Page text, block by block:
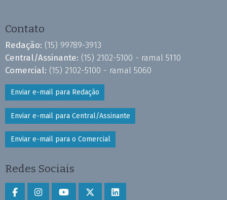
Contato
Redação: (15) 99789-3913
Central/Assinante: (15) 2102-5100 - ramal 5110
Comercial: (15) 2102-5100 - ramal 5060
Enviar e-mail para Redação
Enviar e-mail para Central/Assinante
Enviar e-mail para o Comercial
Redes Sociais